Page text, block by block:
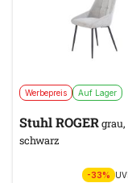
Werbepreis Auf Lager
Stuhl ROGERgrau,
schwarz
-33%